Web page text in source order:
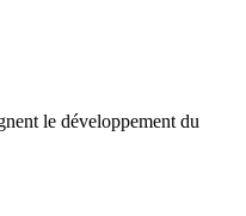
le développement du